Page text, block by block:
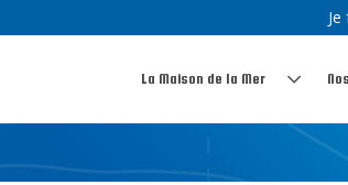
La Maison de la Mer